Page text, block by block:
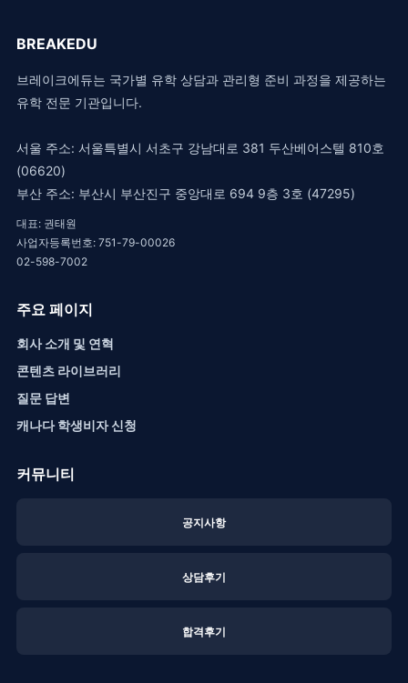
BREAKEDU
브레이크에듀는 국가별 유학 상담과 관리형 준비 과정을 제공하는
유학 전문 기관입니다.
서울 주소: 서울특별시 서초구 강남대로 381 두산베어스텔 810호
(06620)
부산 주소: 부산시 부산진구 중앙대로 694 9층 3호 (47295)
대표: 권태원
사업자등록번호: 751-79-00026
02-598-7002
주요 페이지
회사 소개 및 연혁
콘텐츠 라이브러리
질문 답변
캐나다 학생비자 신청
커뮤니티
공지사항
상담후기
합격후기